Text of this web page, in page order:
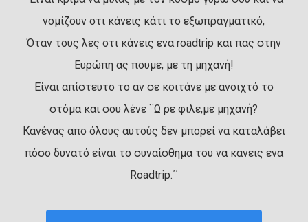
νομίζουν οτι κάνεις κάτι το εξωπραγματικό,
Όταν τους λες οτι κάνεις ενα roadtrip και πας στην
Ευρώπη ας πουμε, με τη μηχανή!
Είναι απίστευτο το αν σε κοιτάνε με ανοιχτό το
στόμα και σου λένε ¨Ω ρε φιλε,με μηχανή?
Κανένας απο όλους αυτούς δεν μπορεί να καταλάβει
πόσο δυνατό είναι το συναίσθημα του να κανεις ενα
Roadtrip.΄΄